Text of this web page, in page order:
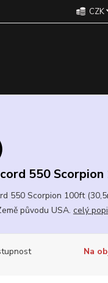
CZK
550
550 Scorpion 100ft
původu USA. celý
Na